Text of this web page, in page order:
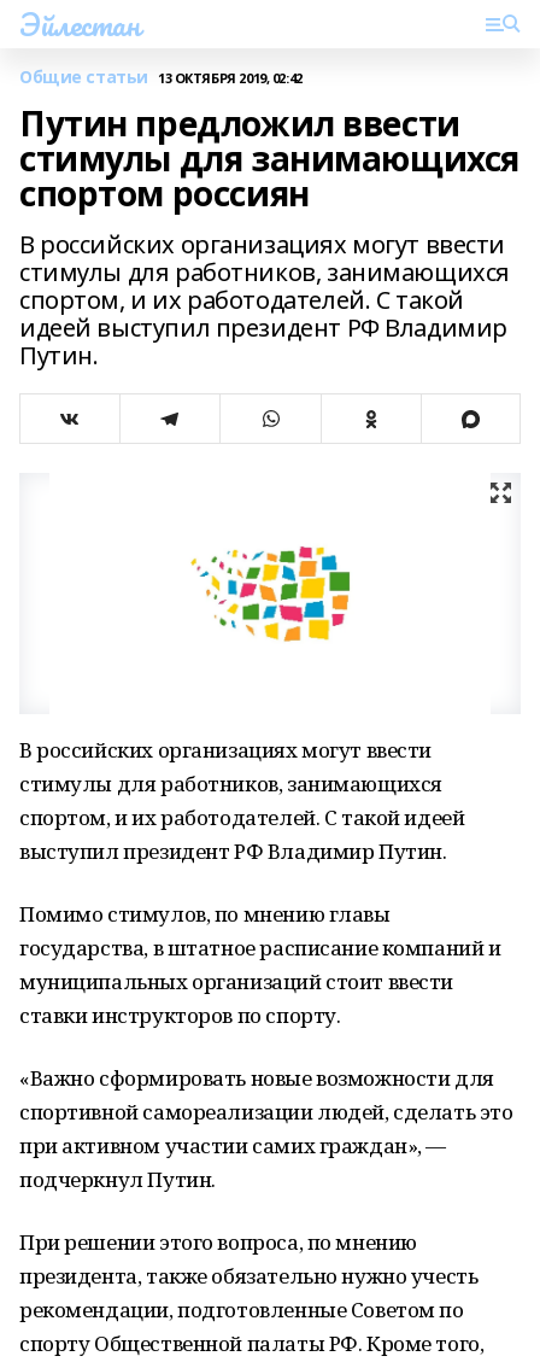
Эйлестан
Общие статьи 13 ОКТЯБРЯ 2019, 02:42
Путин предложил ввести
стимулы для занимающихся
спортом россиян
В российских организациях могут ввести
стимулы для работников, занимающихся
спортом, и их работодателей. С такой
идеей выступил президент РФ Владимир
Путин.
В российских организациях могут ввести
стимулы для работников, занимающихся
спортом, и их работодателей. С такой идеей
выступил президент РФ Владимир Путин.
Помимо стимулов, по мнению главы
государства, в штатное расписание компаний и
муниципальных организаций стоит ввести
ставки инструкторов по спорту.
«Важно сформировать новые возможности для
спортивной самореализации людей, сделать это
при активном участии самих граждан», —
подчеркнул Путин.
При решении этого вопроса, по мнению
президента, также обязательно нужно учесть
рекомендации, подготовленные Советом по
спорту Общественной палаты РФ. Кроме того,